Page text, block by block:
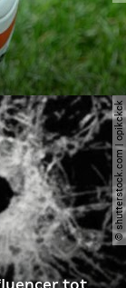
© shutterstock.com | opikckck